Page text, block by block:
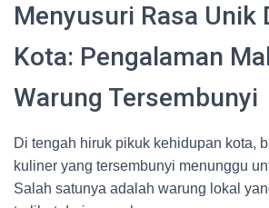
Menyusuri Rasa Unik
Kota: Pengalaman
Warung Tersembunyi
Di tengah hiruk pikuk kehidupan kota,
kuliner yang tersembunyi menunggu
Salah satunya adalah warung lokal